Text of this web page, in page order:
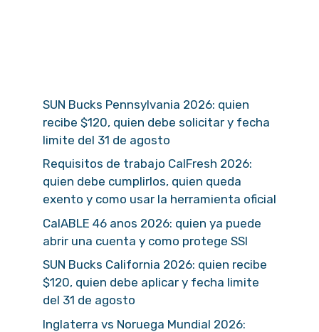
SUN Bucks Pennsylvania 2026: quien
recibe $120, quien debe solicitar y fecha
limite del 31 de agosto
Requisitos de trabajo CalFresh 2026:
quien debe cumplirlos, quien queda
exento y como usar la herramienta oficial
CalABLE 46 anos 2026: quien ya puede
abrir una cuenta y como protege SSI
SUN Bucks California 2026: quien recibe
$120, quien debe aplicar y fecha limite
del 31 de agosto
Inglaterra vs Noruega Mundial 2026: